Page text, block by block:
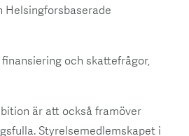
Helsingforsbaserade
och skattefrågor,
är att också framöver
Styrelsemedlemskapet i